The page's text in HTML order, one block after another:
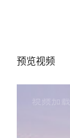
预览视频